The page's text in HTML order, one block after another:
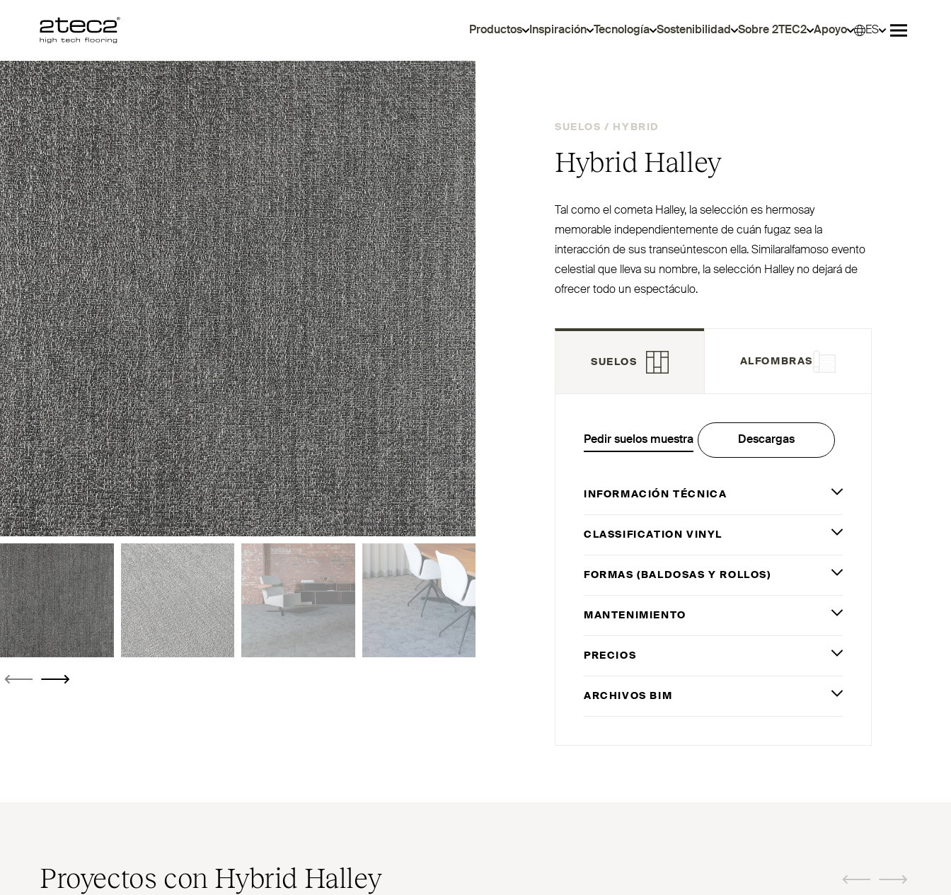
Primary Productos Inspiración Tecnología Sostenibilidad Sobre 2TEC2 Apoyo
ES
SUELOS / HYBRID
Hybrid Halley
Tal como el cometa Halley, la selección es hermosay
memorable inde­pen­dien­temente de cuán fugaz sea la
interacción de sus tran­seúntescon ella. Simi­la­ralfamoso evento
celestial que lleva su nombre, la selección Halley no dejará de
ofrecer todo un espectáculo.
SUELOS ALFOMBRAS
Pedir suelos muestra Descargas
INFORMACIÓN TÉCNICA
CLASSIFICATION VINYL
FORMAS (BALDOSAS Y ROLLOS)
MANTENIMIENTO
PRECIOS
ARCHIVOS BIM
Proyectos con Hybrid Halley ui.previousui.next